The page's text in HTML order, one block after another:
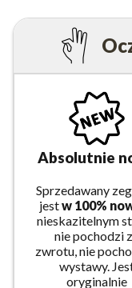
Absolutnie
Sprzedawany
jestw 100%
nieskazitelnym
nie pochodzi
zwrotu, nie
wystawy.
oryginalnie